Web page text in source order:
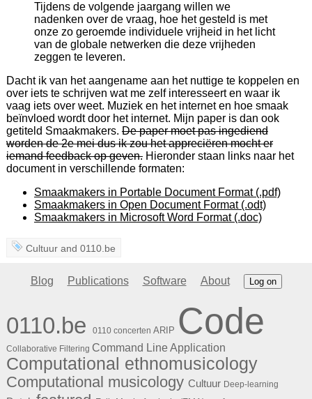
Tijdens de volgende jaargang willen we
nadenken over de vraag, hoe het gesteld is met
onze zo geroemde individuele vrijheid in het licht
van de globale netwerken die deze vrijheden
zeggen te leveren.
Dacht ik van het aangename aan het nuttige te koppelen en
over iets te schrijven wat me zelf interesseert en waar ik
vaag iets over weet. Muziek en het internet en hoe smaak
beïnvloed wordt door het internet. Mijn paper is dan ook
getiteld Smaakmakers. De paper moet pas ingediend
worden de 2e mei dus ik zou het appreciëren mocht er
iemand feedback op geven.Hieronder staan links naar het
document in verschillende formaten:
Smaakmakers in Portable Document Format (.pdf)
Smaakmakers in Open Document Format (.odt)
Smaakmakers in Microsoft Word Format (.doc)
Cultuur and0110.be
Blog Publications Software About Log on
0110.be 0110 concerten ARIP Code
Collaborative Filtering Command Line Application
Computational ethnomusicology
Computational musicology Cultuur Deep-learning